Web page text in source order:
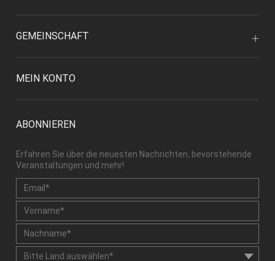
GEMEINSCHAFT
MEIN KONTO
ABONNIEREN
Erfahren Sie über die neuesten Nachrichten, bevorstehende
Veranstaltungen und mehr!